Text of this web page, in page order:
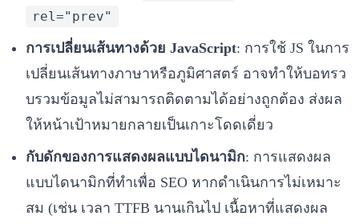
rel="prev"
การเปลี่ยนเส้นทางด้วย JavaScript: การใช้ JS ในการ
เปลี่ยนเส้นทางภาษาหรือภูมิศาสตร์ อาจทำให้บอทรว
บรวมข้อมูลไม่สามารถติดตามได้อย่างถูกต้อง ส่งผล
ให้หน้าเป้าหมายกลายเป็นเกาะโดดเดี่ยว
กับดักของการแสดงผลแบบไดนามิก: การแสดงผล
แบบไดนามิกที่ทำเพื่อ SEO หากดำเนินการไม่เหมาะ
สม (เช่น เวลา TTFB นานเกินไป เนื้อหาที่แสดงผล